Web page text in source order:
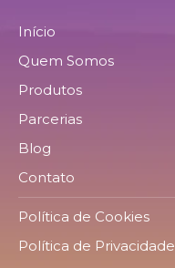
Início
Quem Somos
Produtos
Parcerias
Blog
Contato
Política de Cookies
Política de Privacidade